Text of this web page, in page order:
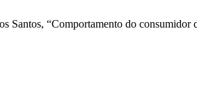
Santos, “Comportamento do consumidor